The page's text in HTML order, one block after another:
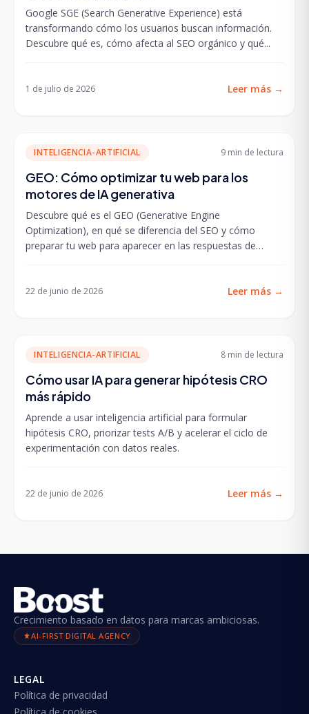
Google SGE (Search Generative Experience) está
transformando cómo los usuarios buscan información.
Descubre qué es, cómo afecta al SEO orgánico y qué...
1 de julio de 2026 Leer más →
INTELIGENCIA-ARTIFICIAL 9 min de lectura
GEO: Cómo optimizar tu web para los
motores de IA generativa
Descubre qué es el GEO (Generative Engine
Optimization), en qué se diferencia del SEO y cómo
preparar tu web para aparecer en las respuestas de
22 de junio de 2026 Leer más →
INTELIGENCIA-ARTIFICIAL 8 min de lectura
Cómo usar IA para generar hipótesis CRO
más rápido
Aprende a usar inteligencia artificial para formular
hipótesis CRO, priorizar tests A/B y acelerar el ciclo de
experimentación con datos reales.
22 de junio de 2026 Leer más →
Crecimiento basado en datos para marcas ambiciosas.
AI-FIRST DIGITAL AGENCY
LEGAL
Política de privacidad